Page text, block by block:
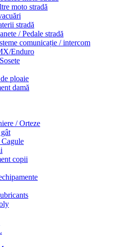
moto stradă
stradă
/ Pedale stradă
comunicație / intercom
Enduro
ploaie
damă
/ Orteze
copii